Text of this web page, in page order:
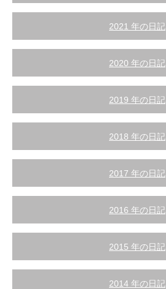
2021 年の日記
2020 年の日記
2019 年の日記
2018 年の日記
2017 年の日記
2016 年の日記
2015 年の日記
2014 年の日記